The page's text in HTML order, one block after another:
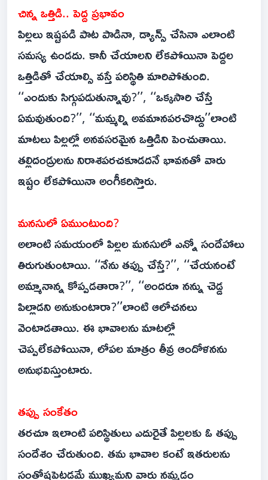
చిన్న ఒత్తిడి.. పెద్ద ప్రభావం
పిల్లలు ఇష్టపడి పాట పాడినా, డ్యాన్స్‌ చేసినా ఎలాంటి
సమస్య ఉండదు. కానీ చేయాలని లేకపోయినా పెద్దల
ఒత్తిడితో చేయాల్సి వస్తే పరిస్థితి మారిపోతుంది.
‘‘ఎందుకు సిగ్గుపడుతున్నావు?’’, ‘‘ఒక్కసారి చేస్తే
ఏమవుతుంది?’’, ‘‘మమ్మల్ని అవమానపరచొద్దు’’లాంటి
మాటలు పిల్లల్లో అనవసరమైన ఒత్తిడిని పెంచుతాయి.
తల్లిదండ్రులను నిరాశపరచకూడదనే భావనతో వారు
ఇష్టం లేకపోయినా అంగీకరిస్తారు.
మనసులో ఏముంటుంది?
అలాంటి సమయంలో పిల్లల మనసులో ఎన్నో సందేహాలు
తిరుగుతుంటాయి. ‘‘నేను తప్పు చేస్తే?’’, ‘‘చేయనంటే
అమ్మానాన్న కోప్పడతారా?’’, ‘‘అందరూ నన్ను చెడ్డ
పిల్లాడని అనుకుంటారా?’’లాంటి ఆలోచనలు
వెంటాడతాయి. ఈ భావాలను మాటల్లో
చెప్పలేకపోయినా, లోపల మాత్రం తీవ్ర ఆందోళనను
అనుభవిస్తుంటారు.
తప్పు సంకేతం
తరచూ ఇలాంటి పరిస్థితులు ఎదురైతే పిల్లలకు ఓ తప్పు
సందేశం చేరుతుంది. తమ భావాల కంటే ఇతరులను
సంతోషపెట్టడమే ముఖ్యమని వారు నమ్మడం